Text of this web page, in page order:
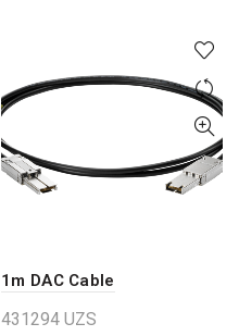
1m DAC Cable
431294 UZS